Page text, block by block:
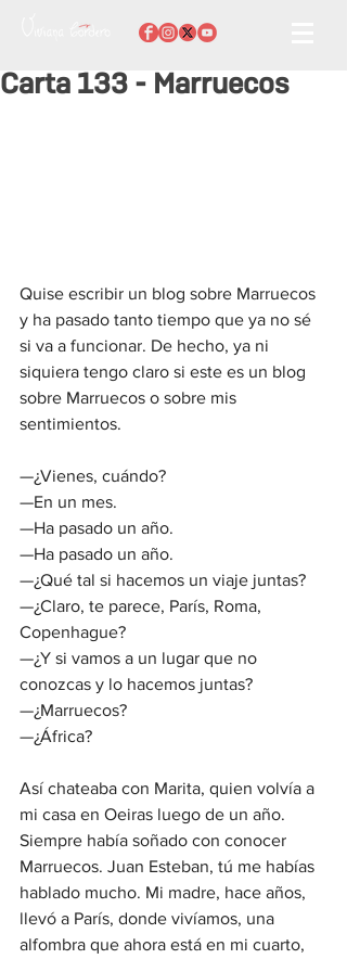
Carta 133 - Marruecos
Quise escribir un blog sobre Marruecos
y ha pasado tanto tiempo que ya no sé
si va a funcionar. De hecho, ya ni
siquiera tengo claro si este es un blog
sobre Marruecos o sobre mis
sentimientos.
—¿Vienes, cuándo?
—En un mes.
—Ha pasado un año.
—Ha pasado un año.
—¿Qué tal si hacemos un viaje juntas?
—¿Claro, te parece, París, Roma,
Copenhague?
—¿Y si vamos a un lugar que no
conozcas y lo hacemos juntas?
—¿Marruecos?
—¿África?
Así chateaba con Marita, quien volvía a
mi casa en Oeiras luego de un año.
Siempre había soñado con conocer
Marruecos. Juan Esteban, tú me habías
hablado mucho. Mi madre, hace años,
llevó a París, donde vivíamos, una
alfombra que ahora está en mi cuarto,